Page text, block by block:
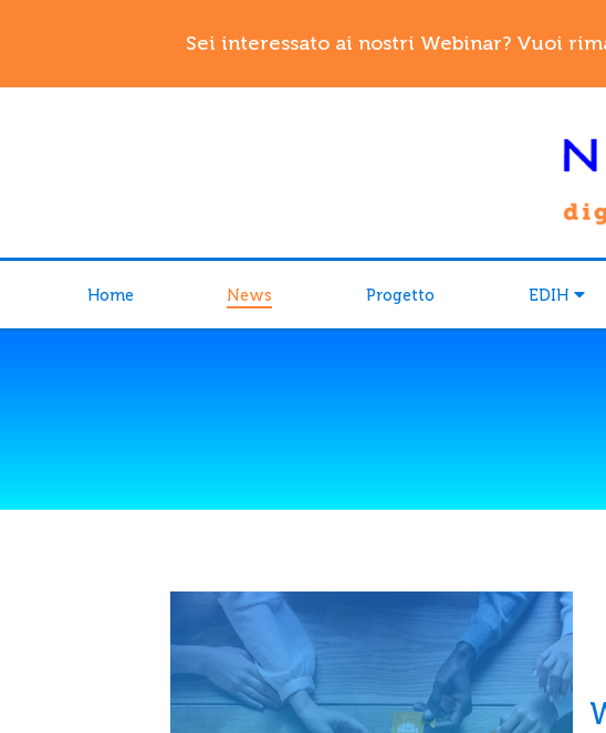
Sei interessato ai nostri Webinar? Vuoi
Home News Progetto EDIH